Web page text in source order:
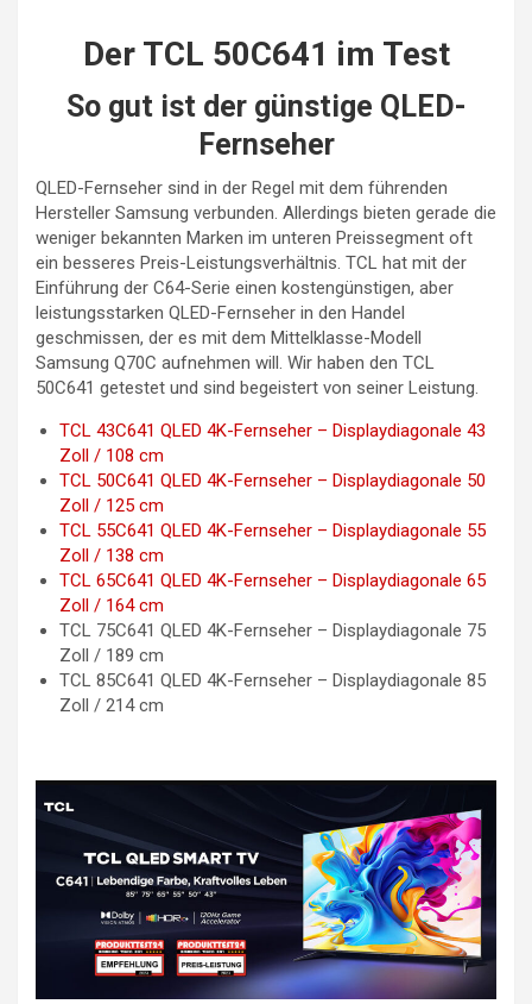
Der TCL 50C641 im Test
So gut ist der günstige QLED-
Fernseher
QLED-Fernseher sind in der Regel mit dem führenden
Hersteller Samsung verbunden. Allerdings bieten gerade die
weniger bekannten Marken im unteren Preissegment oft
ein besseres Preis-Leistungsverhältnis. TCL hat mit der
Einführung der C64-Serie einen kostengünstigen, aber
leistungsstarken QLED-Fernseher in den Handel
geschmissen, der es mit dem Mittelklasse-Modell
Samsung Q70C aufnehmen will. Wir haben den TCL
50C641 getestet und sind begeistert von seiner Leistung.
TCL 43C641 QLED 4K-Fernseher – Displaydiagonale 43
Zoll / 108 cm
TCL 50C641 QLED 4K-Fernseher – Displaydiagonale 50
Zoll / 125 cm
TCL 55C641 QLED 4K-Fernseher – Displaydiagonale 55
Zoll / 138 cm
TCL 65C641 QLED 4K-Fernseher – Displaydiagonale 65
Zoll / 164 cm
TCL 75C641 QLED 4K-Fernseher – Displaydiagonale 75
Zoll / 189 cm
TCL 85C641 QLED 4K-Fernseher – Displaydiagonale 85
Zoll / 214 cm